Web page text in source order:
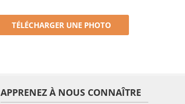
TÉLÉCHARGER UNE PHOTO
APPRENEZ À NOUS CONNAÎTRE